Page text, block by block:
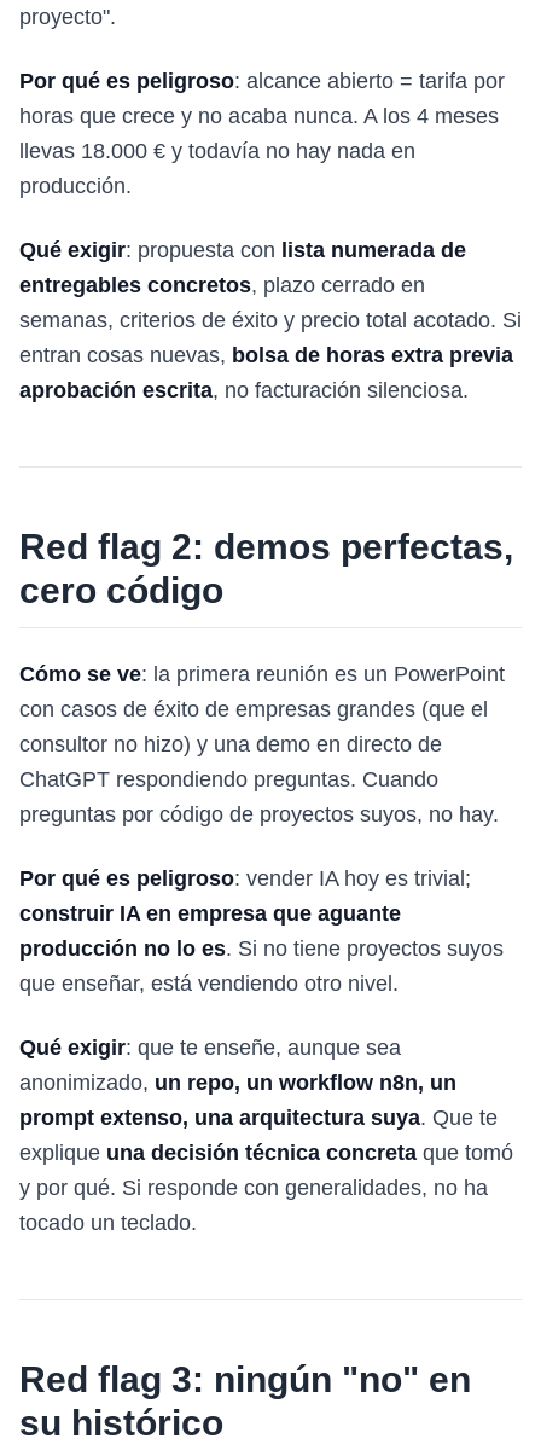
proyecto".
Por qué es peligroso: alcance abierto = tarifa por
horas que crece y no acaba nunca. A los 4 meses
llevas 18.000 € y todavía no hay nada en
producción.
Qué exigir: propuesta con lista numerada de
entregables concretos, plazo cerrado en
semanas, criterios de éxito y precio total acotado. Si
entran cosas nuevas, bolsa de horas extra previa
aprobación escrita, no facturación silenciosa.
Red flag 2: demos perfectas,
cero código
Cómo se ve: la primera reunión es un PowerPoint
con casos de éxito de empresas grandes (que el
consultor no hizo) y una demo en directo de
ChatGPT respondiendo preguntas. Cuando
preguntas por código de proyectos suyos, no hay.
Por qué es peligroso: vender IA hoy es trivial;
construir IA en empresa que aguante
producción no lo es. Si no tiene proyectos suyos
que enseñar, está vendiendo otro nivel.
Qué exigir: que te enseñe, aunque sea
anonimizado, un repo, un workflow n8n, un
prompt extenso, una arquitectura suya. Que te
explique una decisión técnica concreta que tomó
y por qué. Si responde con generalidades, no ha
tocado un teclado.
Red flag 3: ningún "no" en
su histórico